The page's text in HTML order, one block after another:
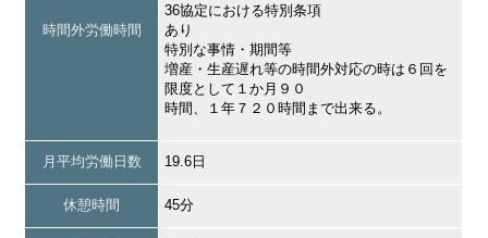
時間外労働時間
36協定における特別条項
あり
特別な事情・期間等
増産・生産遅れ等の時間外対応の時は６回を
限度として１か月９０
時間、１年７２０時間まで出来る。
月平均労働日数 19.6日
休憩時間 45分